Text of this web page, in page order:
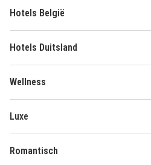
Hotels België
Hotels Duitsland
Wellness
Luxe
Romantisch